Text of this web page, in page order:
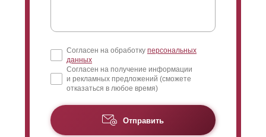
Согласен на обработку персональных
данных
Согласен на получение информации
и рекламных предложений (сможете
отказаться в любое время)
Отправить